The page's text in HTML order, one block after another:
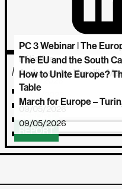
MORE EVENTS
PC 3 Webinar | The
Initiative
21/07/2026
The EU and the South
Ambassador Vassilis
REPORT
How to Unite Europe?
Table
March for Europe –
09/05/2026